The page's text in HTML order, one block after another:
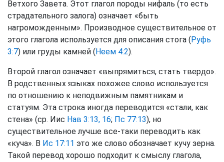
Ветхого Завета. Этот глагол породы нифаль (то есть
страдательного залога) означает «быть
нагроможденным». Производное существительное от
этого глагола используется для описания стога (Руфь
3:7) или груды камней (Неем 4:2).
Второй глагол означает «выпрямиться, стать твердо».
В родственных языках похожее слово используется
по отношению к неподвижным памятникам и
статуям. Эта строка иногда переводится «стали, как
стена» (ср. Иис Нав 3:13, 16; Пс 77:13), но
существительное лучше все-таки переводить как
«куча». В Ис 17:11 это же слово обозначает кучу зерна.
Такой перевод хорошо подходит к смыслу глагола,